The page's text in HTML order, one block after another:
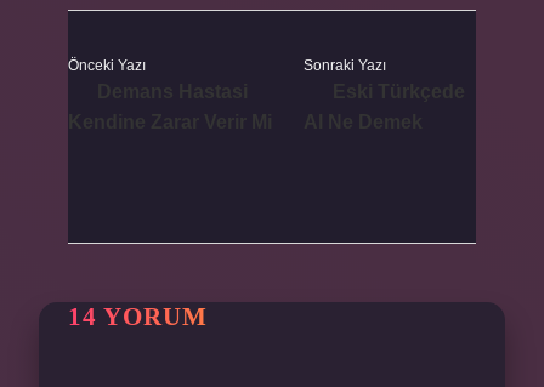
Önceki Yazı Sonraki Yazı
14 YORUM